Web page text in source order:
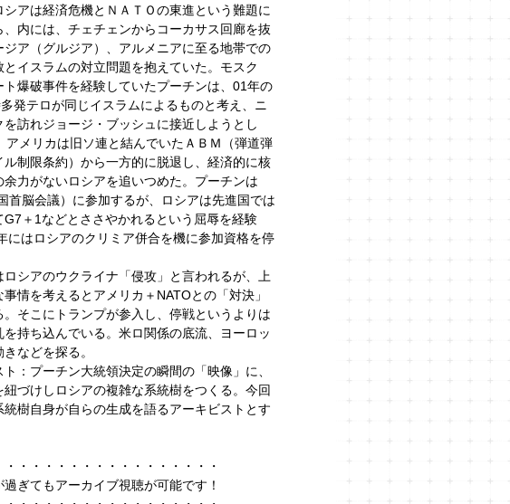
シアは経済危機とＮＡＴＯの東進という難題に
、内には、チェチェンからコーカサス回廊を抜
ジア（グルジア）、アルメニアに至る地帯での
とイスラムの対立問題を抱えていた。モスク
ト爆破事件を経験していたプーチンは、01年の
発テロが同じイスラムによるものと考え、ニ
を訪れジョージ・ブッシュに接近しようとし
アメリカは旧ソ連と結んでいたＡＢＭ（弾道弾
ル制限条約）から一方的に脱退し、経済的に核
余力がないロシアを追いつめた。プーチンは
首脳会議）に参加するが、ロシアは先進国では
G7＋1などとささやかれるという屈辱を経験
にはロシアのクリミア併合を機に参加資格を停
ロシアのウクライナ「侵攻」と言われるが、上
情を考えるとアメリカ＋NATOとの「対決」
。そこにトランプが参入し、停戦というよりは
を持ち込んでいる。米ロ関係の底流、ヨーロッ
などを探る。
ト：プーチン大統領決定の瞬間の「映像」に、
紐づけしロシアの複雑な系統樹をつくる。今回
統樹自身が自らの生成を語るアーキビストとす
・・・・・・・・・・・・・・・・・
過ぎてもアーカイブ視聴が可能です！